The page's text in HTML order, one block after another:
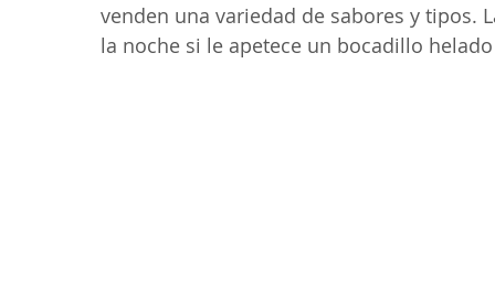
venden una variedad de sabores y tipos.
la noche si le apetece un bocadillo